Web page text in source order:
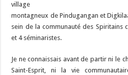
village
montagneux de Pindugangan et
sein de la communauté des Spiritains
et 4 séminaristes.
Je ne connaissais avant de partir ni le
Saint-Esprit, ni la vie